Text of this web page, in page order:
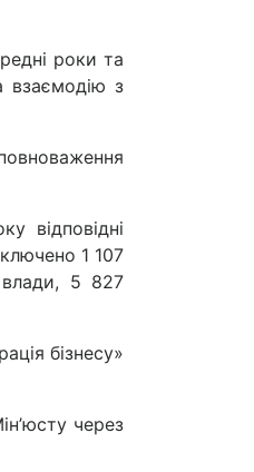
роки та
взаємодію з
відповідні
1 107
влади, 5 827
бізнесу»
через